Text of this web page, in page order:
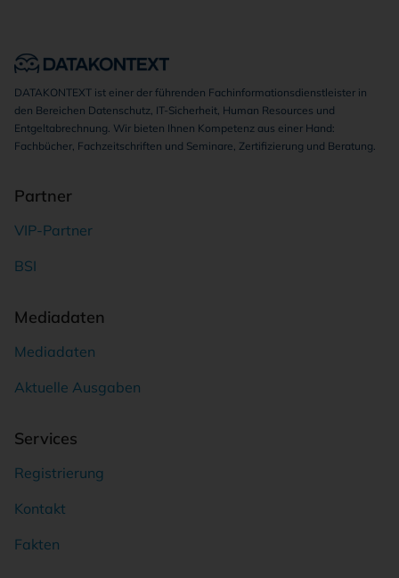
DATAKONTEXT ist einer der führenden Fachinformationsdienstleister in
den Bereichen Datenschutz, IT-Sicherheit, Human Resources und
Entgeltabrechnung. Wir bieten Ihnen Kompetenz aus einer Hand:
Fachbücher, Fachzeitschriften und Seminare, Zertifizierung und Beratung.
Partner
VIP-Partner
BSI
Mediadaten
Mediadaten
Aktuelle Ausgaben
Services
Registrierung
Kontakt
Fakten